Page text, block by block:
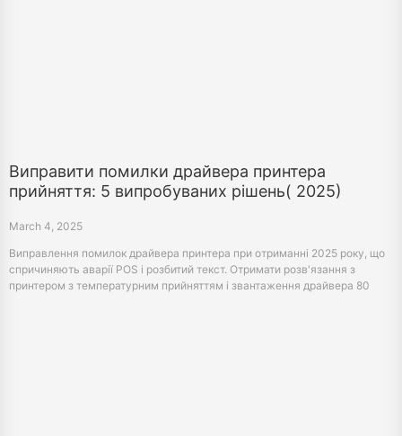
Виправити помилки драйвера принтера
прийняття: 5 випробуваних рішень( 2025)
March 4, 2025
Виправлення помилок драйвера принтера при отриманні 2025 року, що
спричиняють аварії POS і розбитий текст. Отримати розв'язання з
принтером з температурним прийняттям і звантаження драйвера 80